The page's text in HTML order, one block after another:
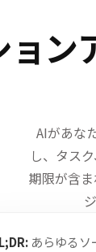
ョン
AIがあな
し、 タス
期限が含ま
あらゆる